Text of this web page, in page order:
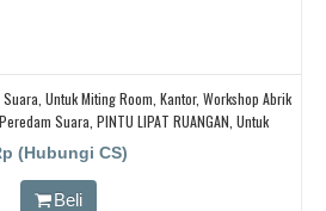
Untuk Miting Room, Kantor, Workshop Abrik
Suara, PINTU LIPAT RUANGAN, Untuk
Ballroom, HOTEL,
(Hubungi CS)
Beli